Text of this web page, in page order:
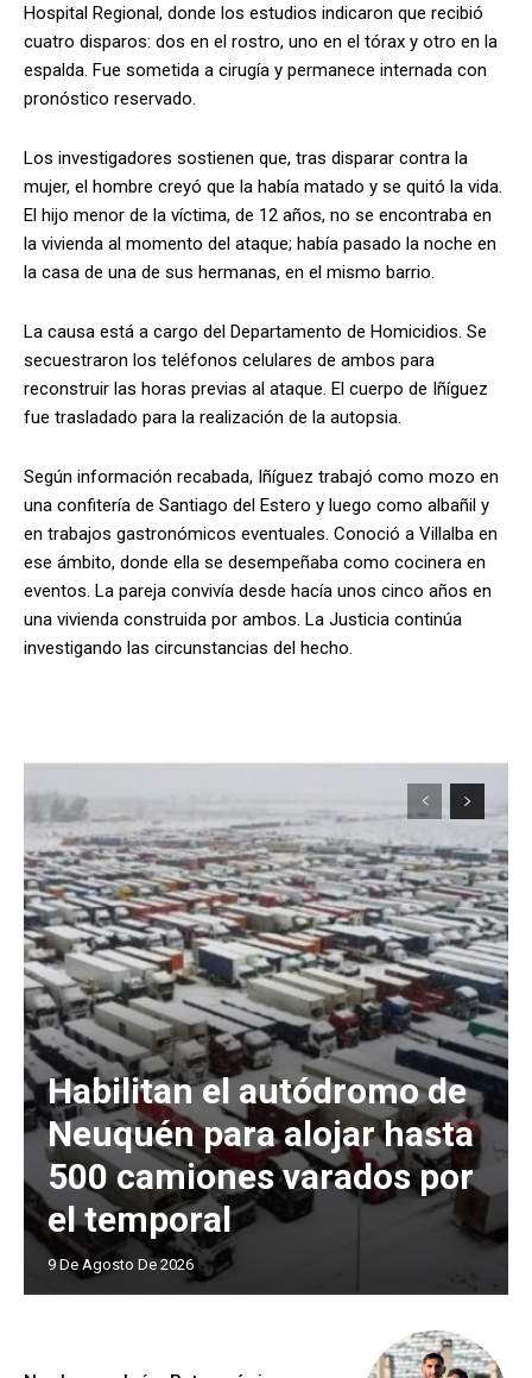
Hospital Regional, donde los estudios indicaron que recibió
cuatro disparos: dos en el rostro, uno en el tórax y otro en la
espalda. Fue sometida a cirugía y permanece internada con
pronóstico reservado.
Los investigadores sostienen que, tras disparar contra la
mujer, el hombre creyó que la había matado y se quitó la vida.
El hijo menor de la víctima, de 12 años, no se encontraba en
la vivienda al momento del ataque; había pasado la noche en
la casa de una de sus hermanas, en el mismo barrio.
La causa está a cargo del Departamento de Homicidios. Se
secuestraron los teléfonos celulares de ambos para
reconstruir las horas previas al ataque. El cuerpo de Iñíguez
fue trasladado para la realización de la autopsia.
Según información recabada, Iñíguez trabajó como mozo en
una confitería de Santiago del Estero y luego como albañil y
en trabajos gastronómicos eventuales. Conoció a Villalba en
ese ámbito, donde ella se desempeñaba como cocinera en
eventos. La pareja convivía desde hacía unos cinco años en
una vivienda construida por ambos. La Justicia continúa
investigando las circunstancias del hecho.
Habilitan el autódromo de
Neuquén para alojar hasta
500 camiones varados por
el temporal
9 De Agosto De 2026